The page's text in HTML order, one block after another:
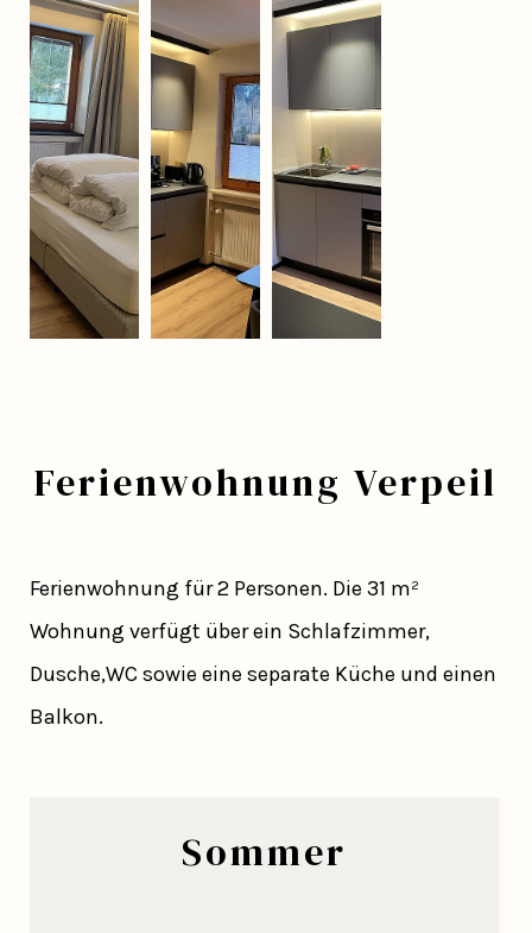
Ferienwohnung Verpeil
Ferienwohnung für 2 Personen. Die 31 m²
Wohnung verfügt über ein Schlafzimmer,
Dusche,WC sowie eine separate Küche und einen
Balkon.
Sommer